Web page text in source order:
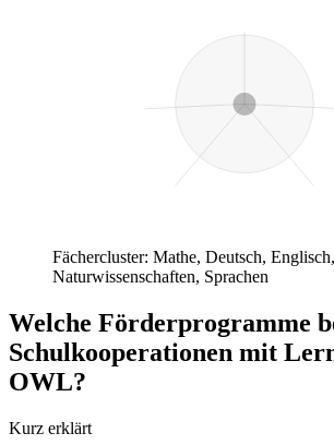
Fächercluster: Mathe, Deutsch, Englisch,
Naturwissenschaften, Sprachen
Welche Förderprogramme
Schulkooperationen mit
OWL?
Kurz erklärt